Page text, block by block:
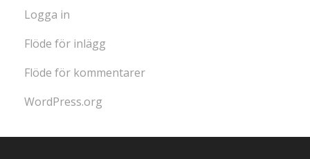
Logga in
Flöde för inlägg
Flöde för kommentarer
WordPress.org